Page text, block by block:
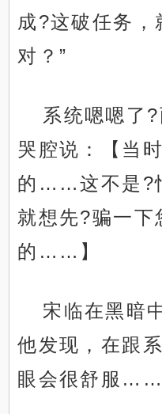
成?这破任务，
对？”
系统嗯嗯了
哭腔说：【当
的……这不是?
就想先?骗一下
的……】
宋临在黑暗
他发现，在跟
眼会很舒服……